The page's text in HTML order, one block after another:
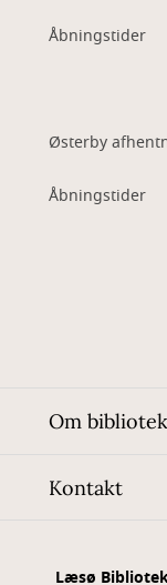
Åbningstider
Østerby
Åbningstider
Om
Kontakt
Læsø